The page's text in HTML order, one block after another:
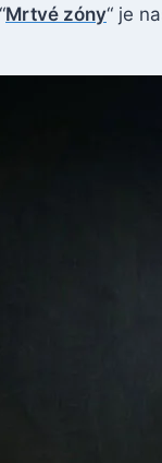
Mrtvé zóny“ je